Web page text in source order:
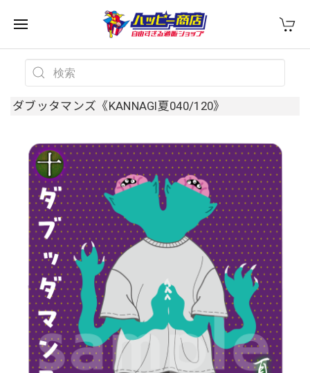
ダブッタマンズ《KANNAGI夏040/120》